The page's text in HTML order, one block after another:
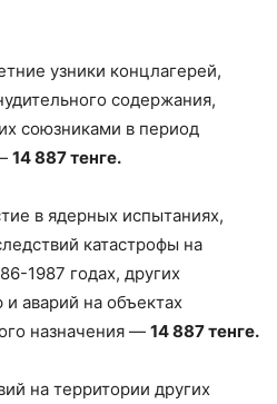
узники концлагерей,
содержания,
союзниками в период
14 887 тенге.
в ядерных испытаниях,
катастрофы на
1987 годах, других
аварий на объектах
назначения — 14 887 тенге.
на территории других